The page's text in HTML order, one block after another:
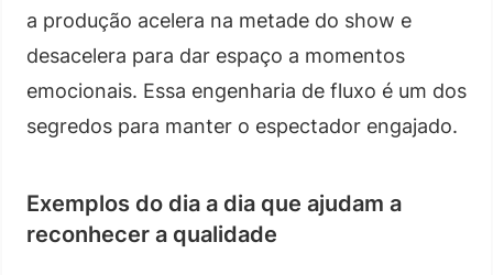
a produção acelera na metade do show e
desacelera para dar espaço a momentos
emocionais. Essa engenharia de fluxo é um dos
segredos para manter o espectador engajado.
Exemplos do dia a dia que ajudam a
reconhecer a qualidade